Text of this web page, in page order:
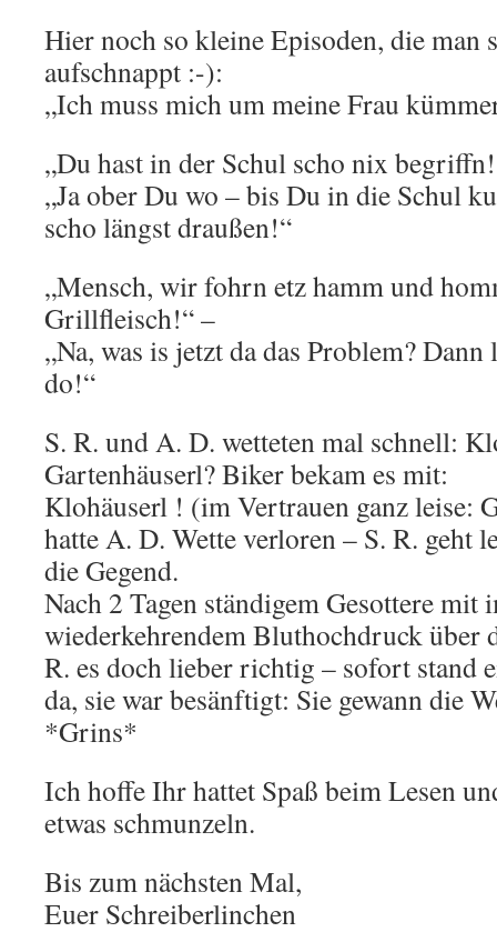
Hier noch so kleine Episoden, die man
aufschnappt :-):
„Ich muss mich um meine Frau
„Du hast in der Schul scho nix
„Ja ober Du wo – bis Du in die Schul
scho längst draußen!“
„Mensch, wir fohrn etz hamm und
Grillfleisch!“ –
„Na, was is jetzt da das Problem? Dann
do!“
S. R. und A. D. wetteten mal schnell:
Gartenhäuserl? Biker bekam es mit:
Klohäuserl ! (im Vertrauen ganz leise:
hatte A. D. Wette verloren – S. R. geht
die Gegend.
Nach 2 Tagen ständigem Gesottere mit
wiederkehrendem Bluthochdruck über
R. es doch lieber richtig – sofort stand
da, sie war besänftigt: Sie gewann die
*Grins*
Ich hoffe Ihr hattet Spaß beim Lesen
etwas schmunzeln.
Bis zum nächsten Mal,
Euer Schreiberlinchen